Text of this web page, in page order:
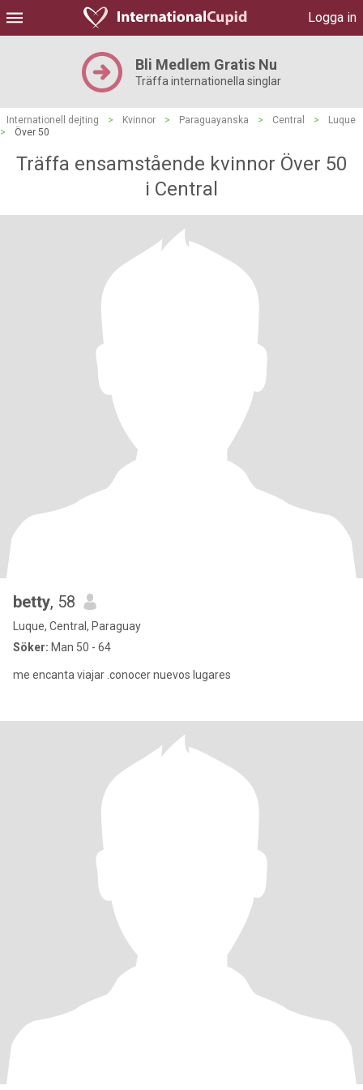
Logga in
Bli Medlem Gratis Nu
Träffa internationella singlar
Internationell dejting > Kvinnor > Paraguayanska > Central >
Luque
>
Över 50
Träffa ensamstående kvinnor Över 50
i Central
betty, 58
Luque, Central, Paraguay
Söker: Man 50 - 64
me encanta viajar .conocer nuevos lugares